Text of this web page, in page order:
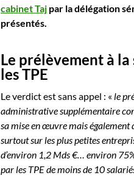
cabinet Taj par la délégation
présentés.
Le prélèvement à
les TPE
Le verdict est sans appel : « le
administrative supplémentaire
sa mise en œuvre mais également
surtout sur les plus petites
d’environ 1,2 Mds €… environ
par les TPE de moins de 10